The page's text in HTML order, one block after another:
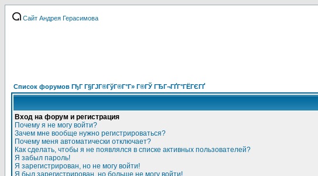
Сайт Андрея Герасимова
Список форумов ГђГ Г§ГЈГ®ГўГ®Г°Г» Г®ГЎ ГЂГ¬ГҐГ°ГЁГЄГҐ
Вход на форум и регистрация
Почему я не могу войти?
Зачем мне вообще нужно регистрироваться?
Почему меня автоматически отключает?
Как сделать, чтобы я не появлялся в списке активных пользователей?
Я забыл пароль!
Я зарегистрирован, но не могу войти!
Я был зарегистрирован, но больше не могу войти!